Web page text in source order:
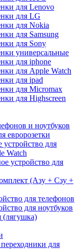
для Lenovo
для LG
для Nokia
для Samsung
для Sony
универсальные
для iphone
для Apple Watch
для ipad
для Micromax
для Highscreen
и ноутбуков
евророзетки
устройство для
Watch
устройство для
(Азу + Сзу +
для телефонов
для ноутбуков
(лягушка)
для